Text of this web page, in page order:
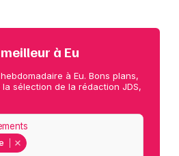
à Eu
à Eu. Bons plans,
sélection de la rédaction JDS,